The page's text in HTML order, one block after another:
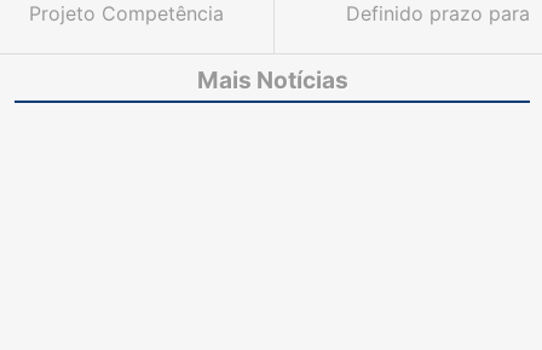
Projeto Competência
aprimoramento dos
servidores da Capital
Definido prazo para
bens apreendidos em
Depósito Público
Mais Notícias